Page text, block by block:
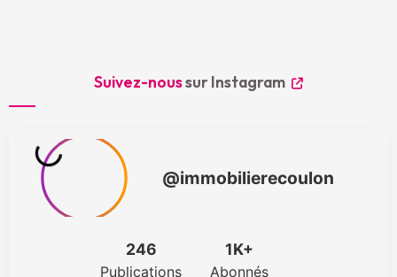
Suivez-noussur Instagram